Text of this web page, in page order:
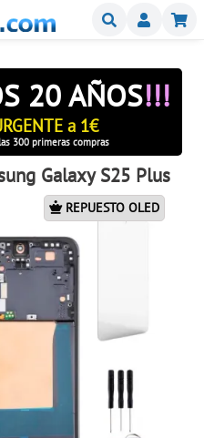
Buscar
20 AÑOS!!!
a 1€
300 primeras compras
Galaxy S25 Plus
REPUESTO OLED